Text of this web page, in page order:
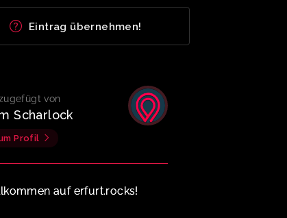
Eintrag übernehmen!
von
Scharlock
Profil
auf erfurt.rocks!